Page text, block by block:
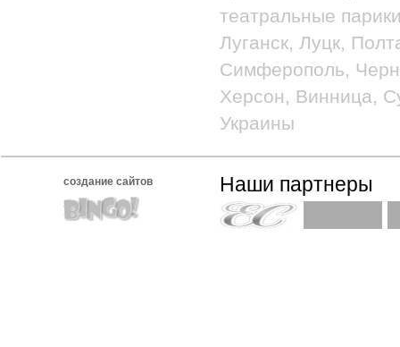
театральные
Луганск, Луцк,
Симферополь,
Херсон, Винница,
Украины
создание сайтов Наши партнеры